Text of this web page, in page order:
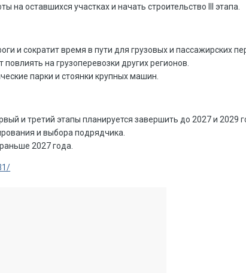
на оставшихся участках и начать строительство III этапа.
и сократит время в пути для грузовых и пассажирских
на грузоперевозки других регионов.
парки и стоянки крупных машин.
и третий этапы планируется завершить до 2027 и 2029
и выбора подрядчика.
2027 года.